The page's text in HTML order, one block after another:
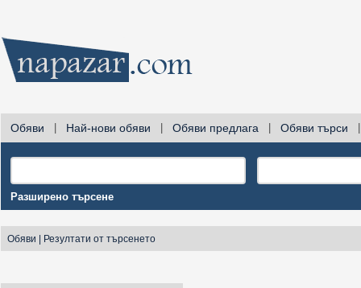
Обяви Най-нови обяви Обяви предлага Обяви търси
Разширено търсене
Обяви Резултати от търсенето